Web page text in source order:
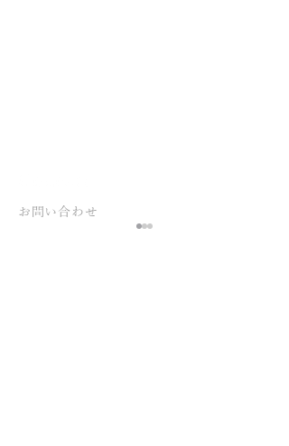
お問い合わせ